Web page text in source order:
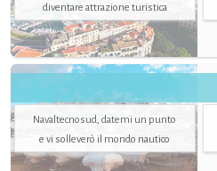
diventare attrazione turistica
Navaltecnosud, datemi un punto
e vi solleverò il mondo nautico